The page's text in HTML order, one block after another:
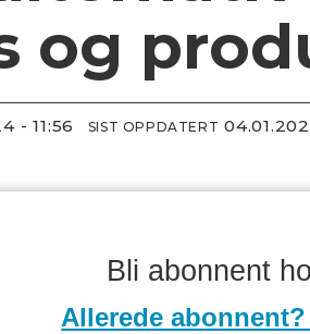
og
- 11:56 SIST OPPDATERT
Bli abonnent
Allerede